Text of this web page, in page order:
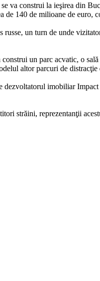
va construi la ieşirea din
140 de milioane de euro,
un turn de unde
un parc acvatic, o
altor parcuri de distracţie
dezvoltatorul imobiliar
străini, reprezentanţii